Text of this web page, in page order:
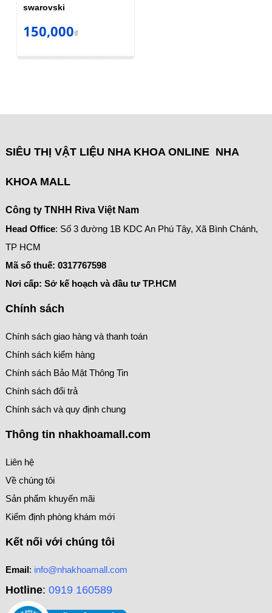
swarovski
150,000₫
SIÊU THỊ VẬT LIỆU NHA KHOA ONLINE NHA
KHOA MALL
Công ty TNHH Riva Việt Nam
Head Office: Số 3 đường 1B KDC An Phú Tây, Xã Bình Chánh,
TP HCM
Mã số thuế: 0317767598
Nơi cấp: Sở kế hoạch và đầu tư TP.HCM
Chính sách
Chính sách giao hàng và thanh toán
Chính sách kiểm hàng
Chính sách Bảo Mật Thông Tin
Chính sách đổi trả
Chính sách và quy định chung
Thông tin nhakhoamall.com
Liên hệ
Về chúng tôi
Sản phẩm khuyến mãi
Kiểm định phòng khám mới
Kết nối với chúng tôi
Email: info@nhakhoamall.com
Hotline: 0919 160589